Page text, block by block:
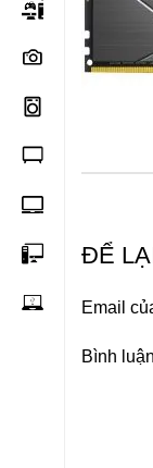
ĐỂ
Email
Bình luận